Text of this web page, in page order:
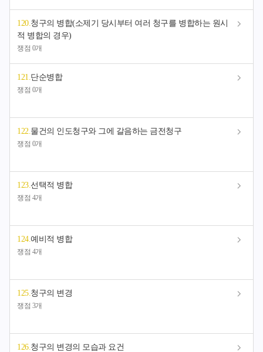
120.청구의 병합(소제기 당시부터 여러 청구를 병합하는 원시
적 병합의 경우)
쟁점 0개
121.단순병합
쟁점 0개
122.물건의 인도청구와 그에 갈음하는 금전청구
쟁점 0개
123.선택적 병합
쟁점 4개
124.예비적 병합
쟁점 4개
125.청구의 변경
쟁점 3개
126.청구의 변경의 모습과 요건